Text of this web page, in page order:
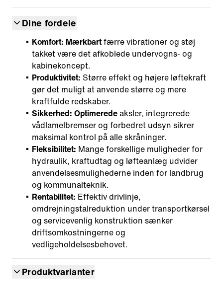
Dine fordele
Komfort: Mærkbartfærre vibrationer og støj
takket være det afkoblede undervogns- og
kabinekoncept.
Produktivitet: Større effekt og højere løftekraft
gør det muligt at anvende større og mere
kraftfulde redskaber.
Sikkerhed: Optimeredeaksler, integrerede
vådlamelbremser og forbedret udsyn sikrer
maksimal kontrol på alle skråninger.
Fleksibilitet: Mange forskellige muligheder for
hydraulik, kraftudtag og løfteanlæg udvider
anvendelsesmulighederne inden for landbrug
og kommunalteknik.
Rentabilitet: Effektiv drivlinje,
omdrejningstalreduktion under transportkørsel
og servicevenlig konstruktion sænker
driftsomkostningerne og
vedligeholdelsesbehovet.
Produktvarianter